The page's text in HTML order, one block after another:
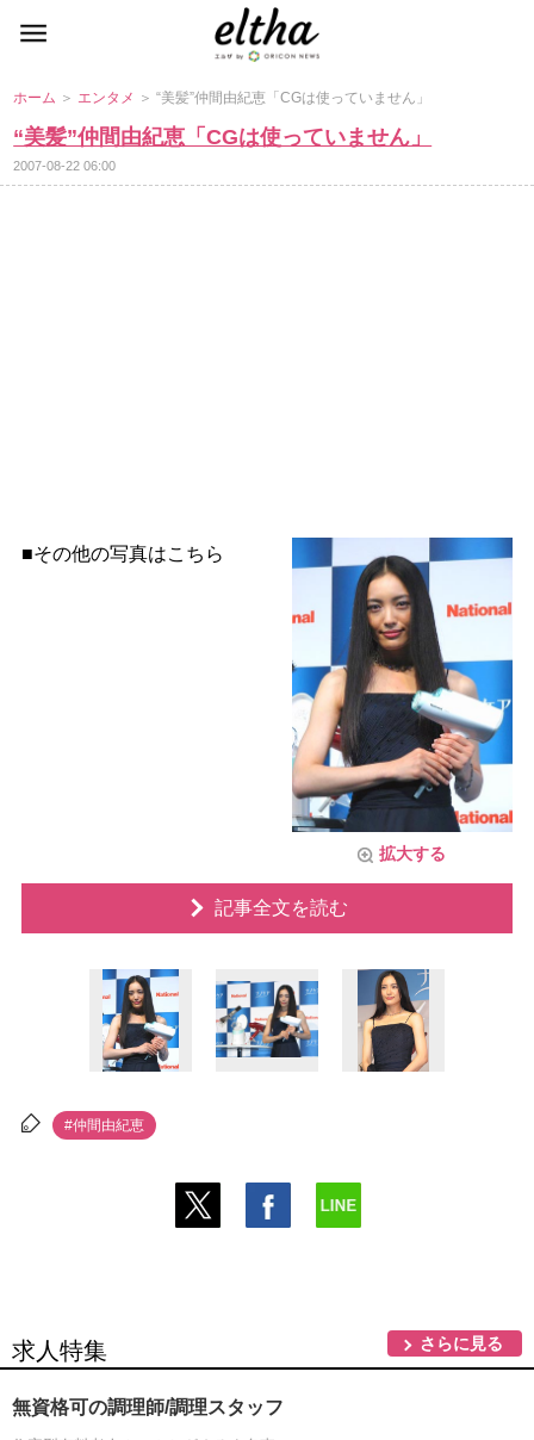
ホーム ＞ エンタメ ＞ “美髪”仲間由紀恵「CGは使っていません」
“美髪”仲間由紀恵「CGは使っていません」
2007-08-22 06:00
拡大する
■その他の写真はこちら
記事全文を読む
#仲間由紀恵
求人特集 さらに見る
無資格可の調理師/調理スタッフ